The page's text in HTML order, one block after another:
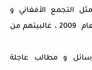
التجمع الأفغاني و
مجموعة من ضحايا قانون التسوية لعام 2009 ، غالبيتهم من
و مطالب عاجلة